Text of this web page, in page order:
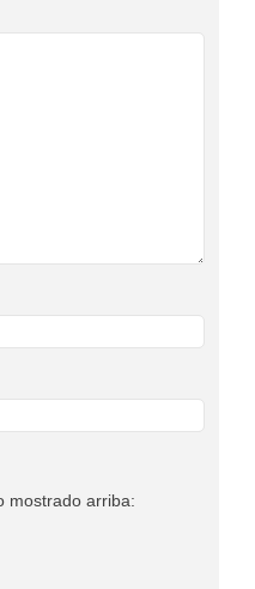
mostrado arriba: